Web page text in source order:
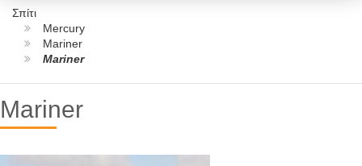
Σπίτι
Mercury
Mariner
Mariner
Mariner